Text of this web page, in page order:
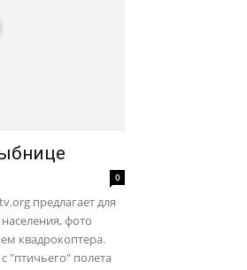
0
предлагает для
фото
квадрокоптера.
"птичьего" полета